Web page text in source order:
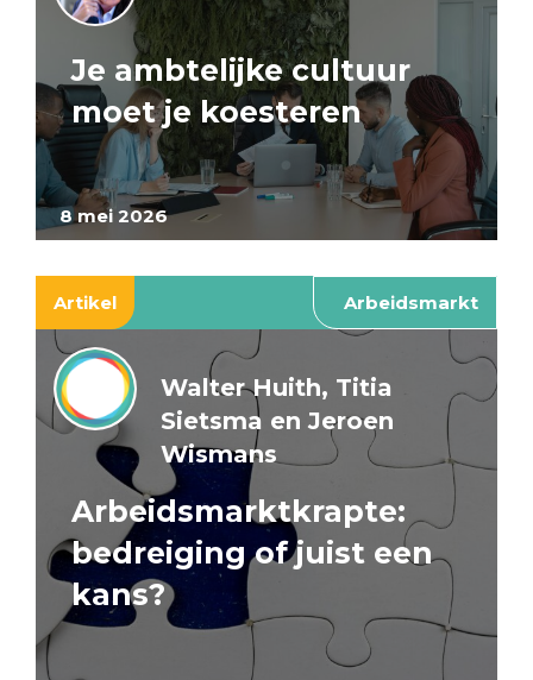
8 mei 2026
Je ambtelijke cultuur
moet je koesteren
Artikel Arbeidsmarkt
Walter Huith, Titia
Sietsma en Jeroen
Wismans
Arbeidsmarktkrapte:
bedreiging of juist een
kans?